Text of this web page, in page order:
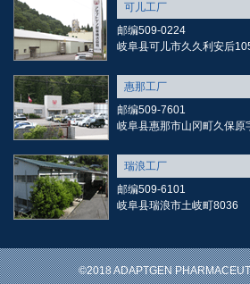
可儿工厂
邮编509-0224
岐阜县可儿市久久利安后
惠那工厂
邮编509-7601
岐阜县惠那市山冈町久保原
瑞浪工厂
邮编509-6101
岐阜县瑞浪市土岐町8036
©2018 ADAPTGEN